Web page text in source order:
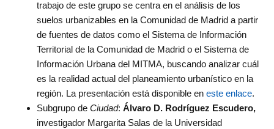
trabajo de este grupo se centra en el análisis de los
suelos urbanizables en la Comunidad de Madrid a partir
de fuentes de datos como el Sistema de Información
Territorial de la Comunidad de Madrid o el Sistema de
Información Urbana del MITMA, buscando analizar cuál
es la realidad actual del planeamiento urbanístico en la
región. La presentación está disponible en este enlace.
Subgrupo de Ciudad: Álvaro D. Rodríguez Escudero,
investigador Margarita Salas de la Universidad